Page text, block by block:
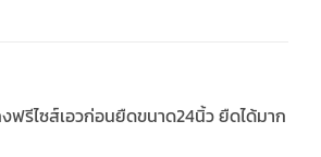
ฟรีไซส์เอวก่อนยืดขนาด24นิ้ว ยืดได้มาก